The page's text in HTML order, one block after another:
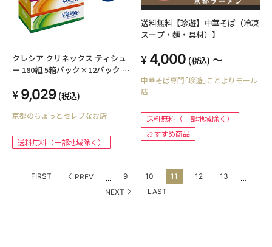
クレシア クリネックス ティシュ
ー 180組 5箱パック×12パック テ
9,029 (税込)
京都のちょっとセレブなお店
送料無料（一部地域除く）
送料無料【珍遊】中華そば（冷凍
スープ・麺・具材）】
4,000 (税込) ～
中華そば専門｢珍遊｣ことよりモール
店
送料無料（一部地域除く）
おすすめ商品
FIRST PREV ... 9 10 11 12 13 ...
NEXT LAST